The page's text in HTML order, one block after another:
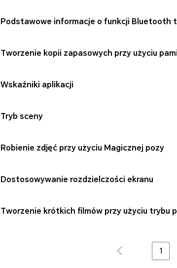
Podstawowe informacje o funkcji Bluetooth
Tworzenie kopii zapasowych przy użyciu
Wskaźniki aplikacji
Tryb sceny
Robienie zdjęć przy użyciu Magicznej pozy
Dostosowywanie rozdzielczości ekranu
Tworzenie krótkich filmów przy użyciu trybu